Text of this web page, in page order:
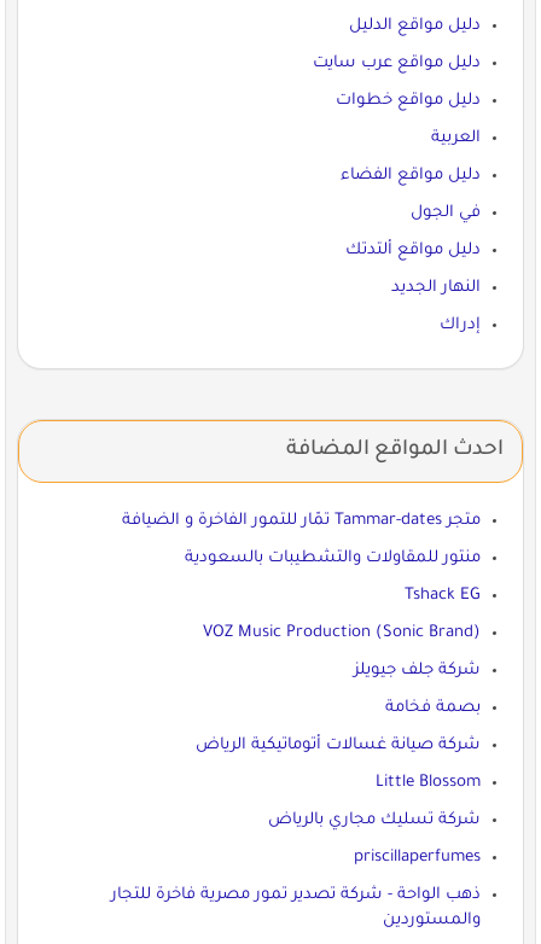
دليل مواقع الدليل
دليل مواقع عرب سايت
دليل مواقع خطوات
العربية
دليل مواقع الفضاء
في الجول
دليل مواقع ألتدتك
النهار الجديد
إدراك
احدث المواقع المضافة
متجر Tammar-dates تمّار للتمور الفاخرة و الضيافة
منتور للمقاولات والتشطيبات بالسعودية
Tshack EG
VOZ Music Production (Sonic Brand)
شركة جلف جيويلز
بصمة فخامة
شركة صيانة غسالات أتوماتيكية الرياض
Little Blossom
شركة تسليك مجاري بالرياض
priscillaperfumes
ذهب الواحة - شركة تصدير تمور مصرية فاخرة للتجار
والمستوردين